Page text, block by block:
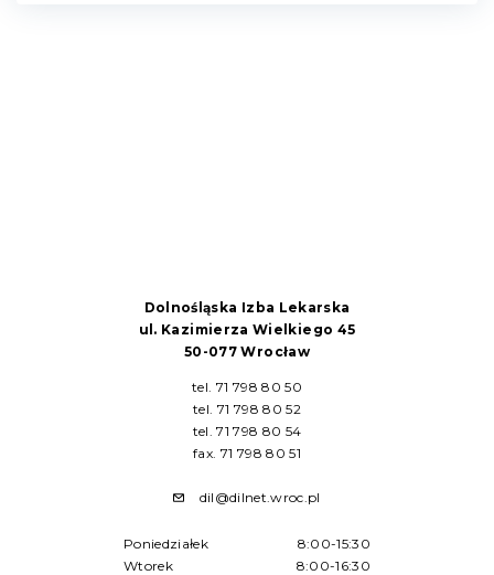
Dolnośląska Izba Lekarska
ul. Kazimierza Wielkiego 45
50-077 Wrocław
tel. 71 798 80 50
tel. 71 798 80 52
tel. 71 798 80 54
fax. 71 798 80 51
dil@dilnet.wroc.pl
Poniedziałek
8:00-15:30
Wtorek
8:00-16:30